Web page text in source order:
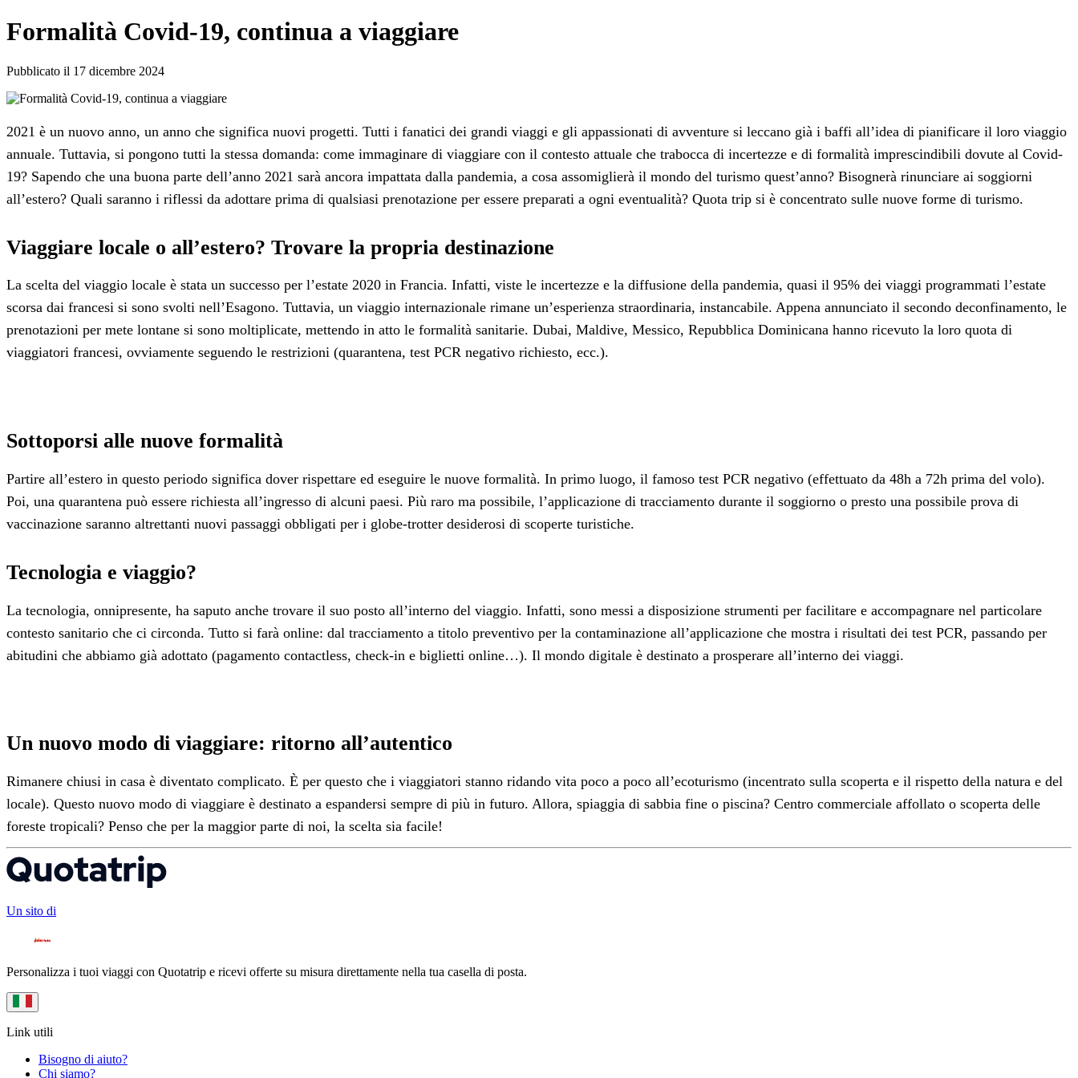
Formalità Covid-19, continua a viaggiare
Pubblicato il 17 dicembre 2024
2021 è un nuovo anno, un anno che significa nuovi progetti. Tutti i fanatici dei grandi viaggi e gli appassionati di avventure si leccano già i baffi all’idea di pianificare il loro viaggio
annuale. Tuttavia, si pongono tutti la stessa domanda: come immaginare di viaggiare con il contesto attuale che trabocca di incertezze e di formalità imprescindibili dovute al Covid-
19? Sapendo che una buona parte dell’anno 2021 sarà ancora impattata dalla pandemia, a cosa assomiglierà il mondo del turismo quest’anno? Bisognerà rinunciare ai soggiorni
all’estero? Quali saranno i riflessi da adottare prima di qualsiasi prenotazione per essere preparati a ogni eventualità? Quota trip si è concentrato sulle nuove forme di turismo.
Viaggiare locale o all’estero? Trovare la propria destinazione
La scelta del viaggio locale è stata un successo per l’estate 2020 in Francia. Infatti, viste le incertezze e la diffusione della pandemia, quasi il 95% dei viaggi programmati l’estate
scorsa dai francesi si sono svolti nell’Esagono. Tuttavia, un viaggio internazionale rimane un’esperienza straordinaria, instancabile. Appena annunciato il secondo deconfinamento, le
prenotazioni per mete lontane si sono moltiplicate, mettendo in atto le formalità sanitarie. Dubai, Maldive, Messico, Repubblica Dominicana hanno ricevuto la loro quota di
viaggiatori francesi, ovviamente seguendo le restrizioni (quarantena, test PCR negativo richiesto, ecc.).
Sottoporsi alle nuove formalità
Partire all’estero in questo periodo significa dover rispettare ed eseguire le nuove formalità. In primo luogo, il famoso test PCR negativo (effettuato da 48h a 72h prima del volo).
Poi, una quarantena può essere richiesta all’ingresso di alcuni paesi. Più raro ma possibile, l’applicazione di tracciamento durante il soggiorno o presto una possibile prova di
vaccinazione saranno altrettanti nuovi passaggi obbligati per i globe-trotter desiderosi di scoperte turistiche.
Tecnologia e viaggio?
La tecnologia, onnipresente, ha saputo anche trovare il suo posto all’interno del viaggio. Infatti, sono messi a disposizione strumenti per facilitare e accompagnare nel particolare
contesto sanitario che ci circonda. Tutto si farà online: dal tracciamento a titolo preventivo per la contaminazione all’applicazione che mostra i risultati dei test PCR, passando per
abitudini che abbiamo già adottato (pagamento contactless, check-in e biglietti online…). Il mondo digitale è destinato a prosperare all’interno dei viaggi.
Un nuovo modo di viaggiare: ritorno all’autentico
Rimanere chiusi in casa è diventato complicato. È per questo che i viaggiatori stanno ridando vita poco a poco all’ecoturismo (incentrato sulla scoperta e il rispetto della natura e del
locale). Questo nuovo modo di viaggiare è destinato a espandersi sempre di più in futuro. Allora, spiaggia di sabbia fine o piscina? Centro commerciale affollato o scoperta delle
foreste tropicali? Penso che per la maggior parte di noi, la scelta sia facile!
Un sito di
Personalizza i tuoi viaggi con Quotatrip e ricevi offerte su misura direttamente nella tua casella di posta.
Link utili
Bisogno di aiuto?
Chi siamo?